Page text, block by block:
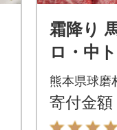
霜降り
ロ・中
の盛り
和牛乃
村)
熊本県球磨
寄付金額